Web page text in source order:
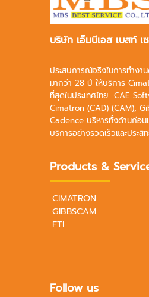
บริษัท เอ็มบีเอส เบสท์ เ
ประสบการณ์จริงในการทำงา
มากว่า 28 ปี ให้บริการ
ที่สุดในประเทศไทย CAE
Cimatron (CAD) (CAM),
Cadence บริหารทั้งด้านก่อน
บริการอย่างรวดเร็วและประสิ
Products &
CIMATRON
GIBBSCAM
FTI
Follow us